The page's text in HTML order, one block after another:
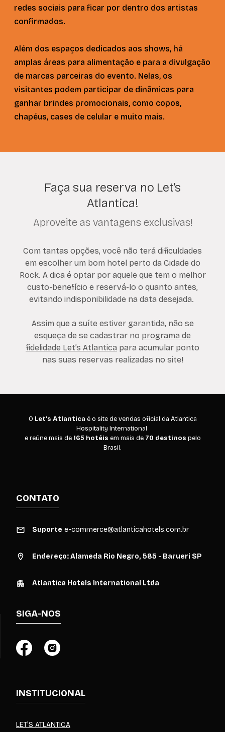
redes sociais para ficar por dentro dos artistas
confirmados.
Além dos espaços dedicados aos shows, há
amplas áreas para alimentação e para a divulgação
de marcas parceiras do evento. Nelas, os
visitantes podem participar de dinâmicas para
ganhar brindes promocionais, como copos,
chapéus, cases de celular e muito mais.
Faça sua reserva no Let’s
Atlantica!
Aproveite as vantagens exclusivas!
Com tantas opções, você não terá dificuldades
em escolher um bom hotel perto da Cidade do
Rock. A dica é optar por aquele que tem o melhor
custo-benefício e reservá-lo o quanto antes,
evitando indisponibilidade na data desejada.
Assim que a suíte estiver garantida, não se
esqueça de se cadastrar no programa de
fidelidade Let’s Atlantica para acumular ponto
nas suas reservas realizadas no site!
O Let's Atlantica é o site de vendas oficial da Atlantica
Hospitality International
e reúne mais de 165 hotéis em mais de 70 destinos pelo
Brasil.
CONTATO
Suporte e-commerce@atlanticahotels.com.br
Endereço: Alameda Rio Negro, 585 - Barueri SP
Atlantica Hotels International Ltda
SIGA-NOS
INSTITUCIONAL
LET'S ATLANTICA